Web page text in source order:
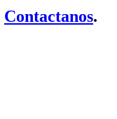
Contactanos.